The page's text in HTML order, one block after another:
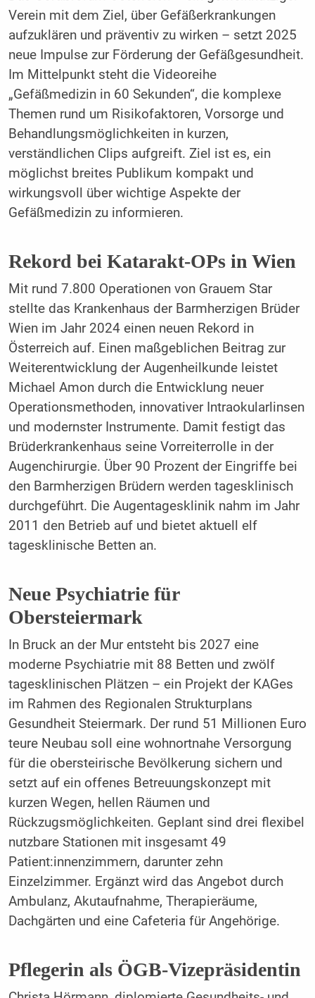
Verein mit dem Ziel, über Gefäßerkrankungen
aufzuklären und präventiv zu wirken – setzt 2025
neue Impulse zur Förderung der Gefäßgesundheit.
Im Mittelpunkt steht die Videoreihe
„Gefäßmedizin in 60 Sekunden“, die komplexe
Themen rund um Risikofaktoren, Vorsorge und
Behandlungsmöglichkeiten in kurzen,
verständlichen Clips aufgreift. Ziel ist es, ein
möglichst breites Publikum kompakt und
wirkungsvoll über wichtige Aspekte der
Gefäßmedizin zu informieren.
Rekord bei Katarakt-OPs in Wien
Mit rund 7.800 Operationen von Grauem Star
stellte das Krankenhaus der Barmherzigen Brüder
Wien im Jahr 2024 einen neuen Rekord in
Österreich auf. Einen maßgeblichen Beitrag zur
Weiterentwicklung der Augenheilkunde leistet
Michael Amon durch die Entwicklung neuer
Operationsmethoden, innovativer Intraokularlinsen
und modernster Instrumente. Damit festigt das
Brüderkrankenhaus seine Vorreiterrolle in der
Augenchirurgie. Über 90 Prozent der Eingriffe bei
den Barmherzigen Brüdern werden tagesklinisch
durchgeführt. Die Augentagesklinik nahm im Jahr
2011 den Betrieb auf und bietet aktuell elf
tagesklinische Betten an.
Neue Psychiatrie für
Obersteiermark
In Bruck an der Mur entsteht bis 2027 eine
moderne Psychiatrie mit 88 Betten und zwölf
tagesklinischen Plätzen – ein Projekt der KAGes
im Rahmen des Regionalen Strukturplans
Gesundheit Steiermark. Der rund 51 Millionen Euro
teure Neubau soll eine wohnortnahe Versorgung
für die obersteirische Bevölkerung sichern und
setzt auf ein offenes Betreuungskonzept mit
kurzen Wegen, hellen Räumen und
Rückzugsmöglichkeiten. Geplant sind drei flexibel
nutzbare Stationen mit insgesamt 49
Patient:innenzimmern, darunter zehn
Einzelzimmer. Ergänzt wird das Angebot durch
Ambulanz, Akutaufnahme, Therapieräume,
Dachgärten und eine Cafeteria für Angehörige.
Pflegerin als ÖGB-Vizepräsidentin